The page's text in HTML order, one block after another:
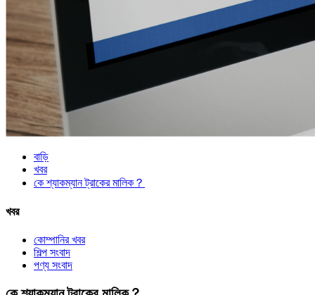
বাড়ি
খবর
কে শ্যাকম্যান ট্রাকের মালিক？
খবর
কোম্পানির খবর
শিল্প সংবাদ
পণ্য সংবাদ